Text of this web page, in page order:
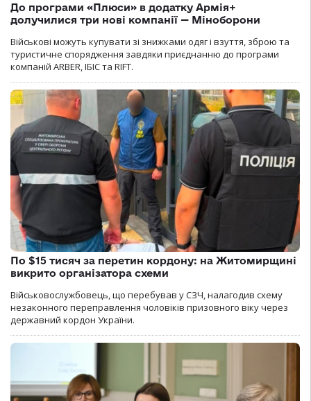
До програми «Плюси» в додатку Армія+
долучилися три нові компанії — Міноборони
Військові можуть купувати зі знижками одяг і взуття, зброю та
туристичне спорядження завдяки приєднанню до програми
компаній ARBER, ІБІС та RIFT.
По $15 тисяч за перетин кордону: на Житомирщині
викрито організатора схеми
Військовослужбовець, що перебував у СЗЧ, налагодив схему
незаконного переправлення чоловіків призовного віку через
державний кордон України.